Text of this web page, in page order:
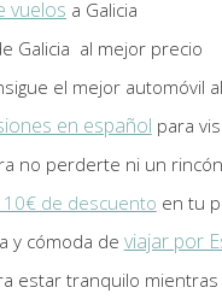
vuelos a Galicia
Galicia al mejor precio
el mejor automóvil
en español para
no perderte ni un
10€ de descuento en tu
y cómoda de viajar por
estar tranquilo